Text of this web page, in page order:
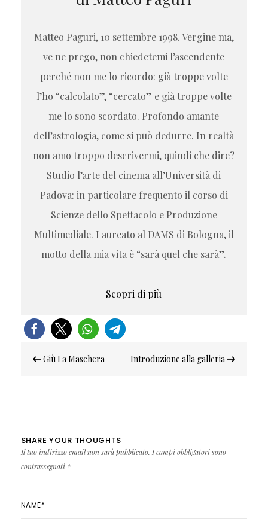
Matteo Paguri, 10 settembre 1998. Vergine ma,
ve ne prego, non chiedetemi l’ascendente
perché non me lo ricordo: già troppe volte
l’ho “calcolato”, “cercato” e già troppe volte
me lo sono scordato. Profondo amante
dell’astrologia, come si può dedurre. In realtà
non amo troppo descrivermi, quindi che dire?
Studio l’arte del cinema all’Università di
Padova: in particolare frequento il corso di
Scienze dello Spettacolo e Produzione
Multimediale. Laureato al DAMS di Bologna, il
motto della mia vita è “sarà quel che sarà”.
Scopri di più
Navigazione
Giù La Maschera Introduzione alla galleria
SHARE YOUR THOUGHTS
Il tuo indirizzo email non sarà pubblicato. I campi obbligatori sono
contrassegnati *
NAME*